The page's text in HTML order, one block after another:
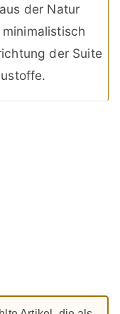
der Natur
der Suite